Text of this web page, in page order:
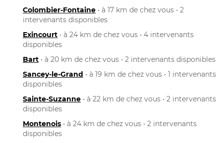
Colombier-Fontaine • à 17 km de chez vous • 2
intervenants disponibles
Exincourt • à 24 km de chez vous • 4 intervenants
disponibles
Bart • à 20 km de chez vous • 2 intervenants disponibles
Sancey-le-Grand • à 19 km de chez vous • 1 intervenants
disponibles
Sainte-Suzanne • à 22 km de chez vous • 2 intervenants
disponibles
Montenois • à 24 km de chez vous • 2 intervenants
disponibles